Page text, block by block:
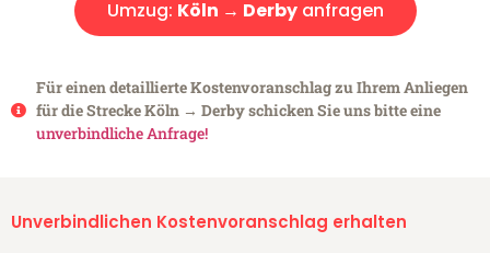
Umzug: Köln → Derbyanfragen
Für einen detaillierte Kostenvoranschlag zu Ihrem Anliegen
für die Strecke Köln → Derby schicken Sie uns bitte eine
unverbindliche Anfrage!
Unverbindlichen Kostenvoranschlag erhalten